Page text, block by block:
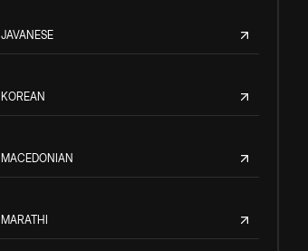
JAVANESE
KOREAN
MACEDONIAN
MARATHI